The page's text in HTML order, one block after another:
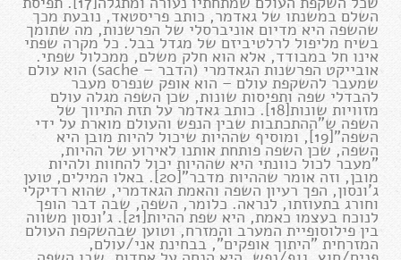
השלם במשנתו של גאדמר, כותב פריסטאד, נובעת מכך
שהשפה היא מדיום אוניברסלי של הפרשנות, מה שתומך
בשיח מליפול לרלטיביזם של מגדל בבל. כל מקרה שפתי
אינו חל במבודד, אלא הוא חלק משלם, ממכלול שפתי.
אובייקט הפרשנות הגאדמרי (הדבר – sache) הוא עולם
שמעבר להשקפת עולם – הוא אופק שנפרס מעבר
להבדלי שפה ותפיסות שונות, שכן השפה מגלה עולם
מזוויות שונות[18]. כותב גאדמר על תזת התיווך של
השפה ש"ההתכתבות שבין הנפש והעולם מוארת על ידי
השפה"[19], ומוסיף שההיות שיכול להיות מובן היא
השפה, שכן השפה פותחת אותנו לאירוע של ההיות,
"מעבר לכול כוונתי היא שההיות יכול להחוות ולהיות
מובן, וזה אומר שההיות מדבר"[20]. באלו המילים, טוען
ג'ונסון, הפך רעיון השפה והאמת הגאדמרי, שהוא רדיקלי
וחורג בתעוזתו, לנראה. כלומר, השפה, שבה דבר הופך
לנוכח בעצמו כאמת, היא שפת ההיות[21]. ג'ונסון משווה
בין פילוסופיית המערב והמזרח, וטוען שבהשקפת העולם
המזרחית "היתוך אופקים", בבחינת אני/עולם,